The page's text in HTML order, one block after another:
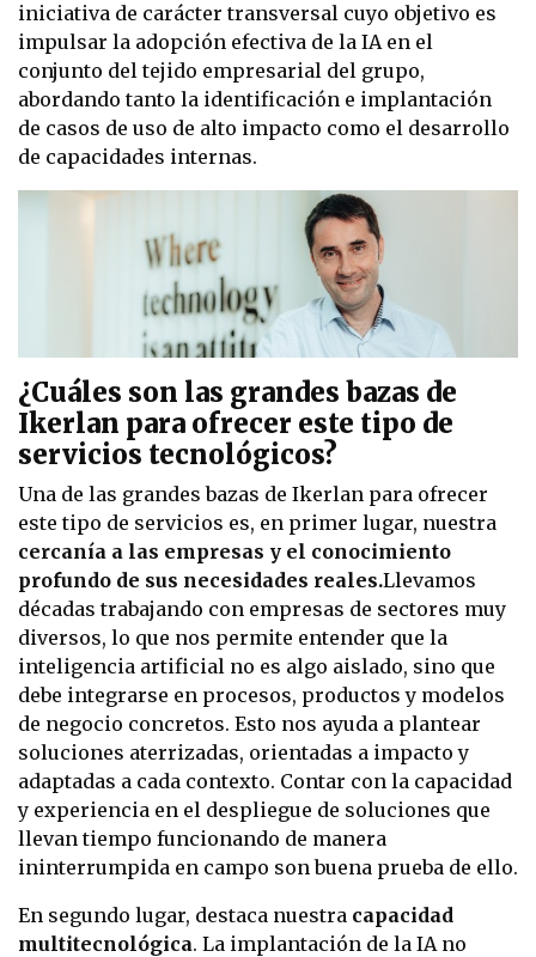
iniciativa de carácter transversal cuyo objetivo es
impulsar la adopción efectiva de la IA en el
conjunto del tejido empresarial del grupo,
abordando tanto la identificación e implantación
de casos de uso de alto impacto como el desarrollo
de capacidades internas.
¿Cuáles son las grandes bazas de
Ikerlan para ofrecer este tipo de
servicios tecnológicos?
Una de las grandes bazas de Ikerlan para ofrecer
este tipo de servicios es, en primer lugar, nuestra
cercanía a las empresas y el conocimiento
profundo de sus necesidades reales.Llevamos
décadas trabajando con empresas de sectores muy
diversos, lo que nos permite entender que la
inteligencia artificial no es algo aislado, sino que
debe integrarse en procesos, productos y modelos
de negocio concretos. Esto nos ayuda a plantear
soluciones aterrizadas, orientadas a impacto y
adaptadas a cada contexto. Contar con la capacidad
y experiencia en el despliegue de soluciones que
llevan tiempo funcionando de manera
ininterrumpida en campo son buena prueba de ello.
En segundo lugar, destaca nuestra capacidad
multitecnológica. La implantación de la IA no